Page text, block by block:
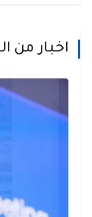
اخبار من